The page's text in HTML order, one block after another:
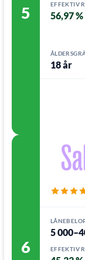
5 EFFEKTIV
56,97 %
18 år
6
5
EFFEKTIV